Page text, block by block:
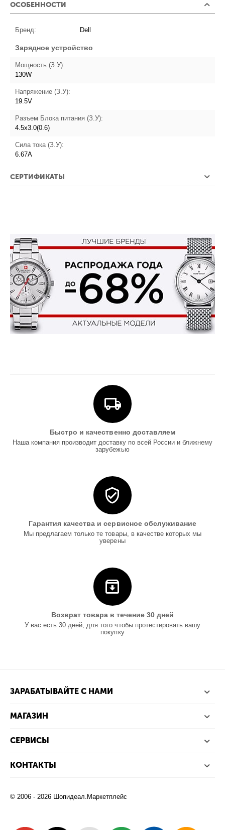
ОСОБЕННОСТИ
Бренд: Dell
Зарядное устройство
Мощность (З.У):
130W
Напряжение (З.У):
19.5V
Разъем Блока питания (З.У):
4.5х3.0(0.6)
Сила тока (З.У):
6.67A
СЕРТИФИКАТЫ
Быстро и качественно доставляем
Наша компания производит доставку по всей России и ближнему
зарубежью
Гарантия качества и сервисное обслуживание
Мы предлагаем только те товары, в качестве которых мы
уверены
Возврат товара в течение 30 дней
У вас есть 30 дней, для того чтобы протестировать вашу
покупку
ЗАРАБАТЫВАЙТЕ С НАМИ
МАГАЗИН
СЕРВИСЫ
КОНТАКТЫ
© 2006 - 2026 Шопидеал.Маркетплейс